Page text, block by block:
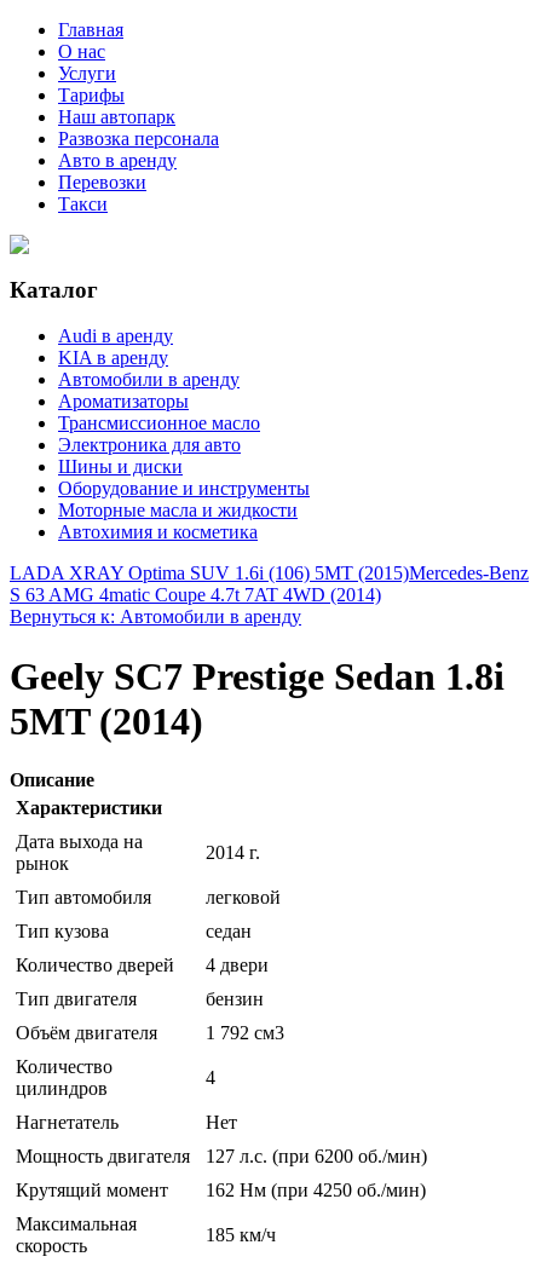
Главная
О нас
Услуги
Тарифы
Наш автопарк
Развозка персонала
Авто в аренду
Перевозки
Такси
Каталог
Audi в аренду
KIA в аренду
Автомобили в аренду
Ароматизаторы
Трансмиссионное масло
Электроника для авто
Шины и диски
Оборудование и инструменты
Моторные масла и жидкости
Автохимия и косметика
LADA XRAY Optima SUV 1.6i (106) 5MT (2015)Mercedes-Benz
S 63 AMG 4matic Coupe 4.7t 7AT 4WD (2014)
Вернуться к: Автомобили в аренду
Geely SC7 Prestige Sedan 1.8i
5MT (2014)
Описание
Характеристики
Дата выхода на
рынок
2014 г.
Тип автомобиля
легковой
Тип кузова
седан
Количество дверей
4 двери
Тип двигателя
бензин
Объём двигателя
1 792 см3
Количество
цилиндров
4
Нагнетатель
Нет
Мощность двигателя
127 л.с. (при 6200 об./мин)
Крутящий момент
162 Нм (при 4250 об./мин)
Максимальная
скорость
185 км/ч